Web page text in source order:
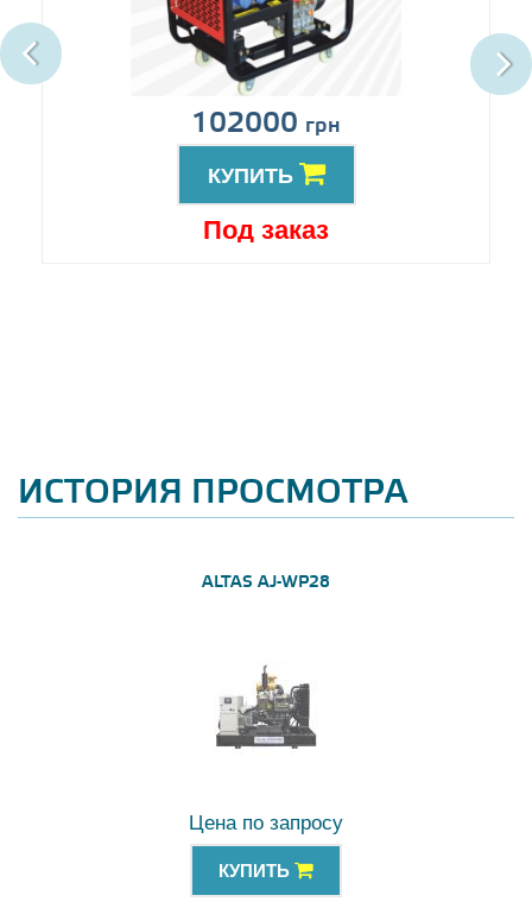
102000 грн
КУПИТЬ
Под заказ
ИСТОРИЯ ПРОСМОТРА
ALTAS AJ-WP28
Цена по запросу
КУПИТЬ